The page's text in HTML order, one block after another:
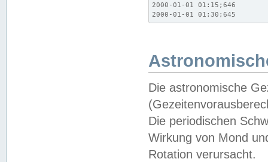
2000-01-01 01:15;646
2000-01-01 01:30;645
Die astronomische
Die periodischen
Wirkung von Mond
Rotation verursacht.